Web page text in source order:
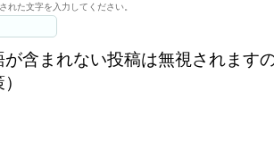
れた文字を入力してください。
が含まれない投稿は無視されます